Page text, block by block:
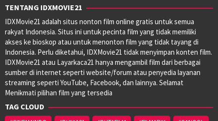
TENTANG IDXMOVIE21
IDXMovie21 adalah situs nonton film online gratis untuk semua
rakyat Indonesia. Situs ini untuk pecinta film yang tidak memiliki
akses ke bioskop atau untuk menonton film yang tidak tayang di
Indonesia. Perlu diketahui, IDXMovie21 tidak menyimpan konten film.
IDXMovie21 atau Layarkaca21 hanya mengambil film dari berbagai
sumber di internet seperti website/forum atau penyedia layanan
streaming seperti YouTube, Facebook, dan lainnya. Selamat
Menikmati pilihan film yang tersedia
TAG CLOUD